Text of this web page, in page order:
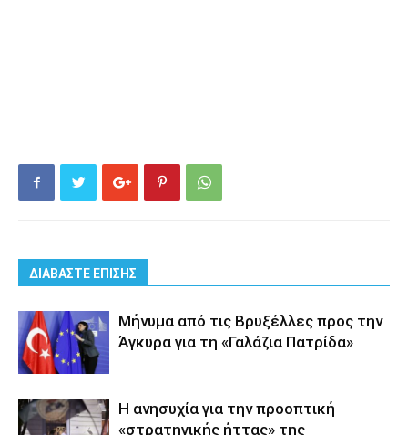
ΔΙΑΒΑΣΤΕ ΕΠΙΣΗΣ
Μήνυμα από τις Βρυξέλλες προς την
Άγκυρα για τη «Γαλάζια Πατρίδα»
Η ανησυχία για την προοπτική
«στρατηγικής ήττας» της